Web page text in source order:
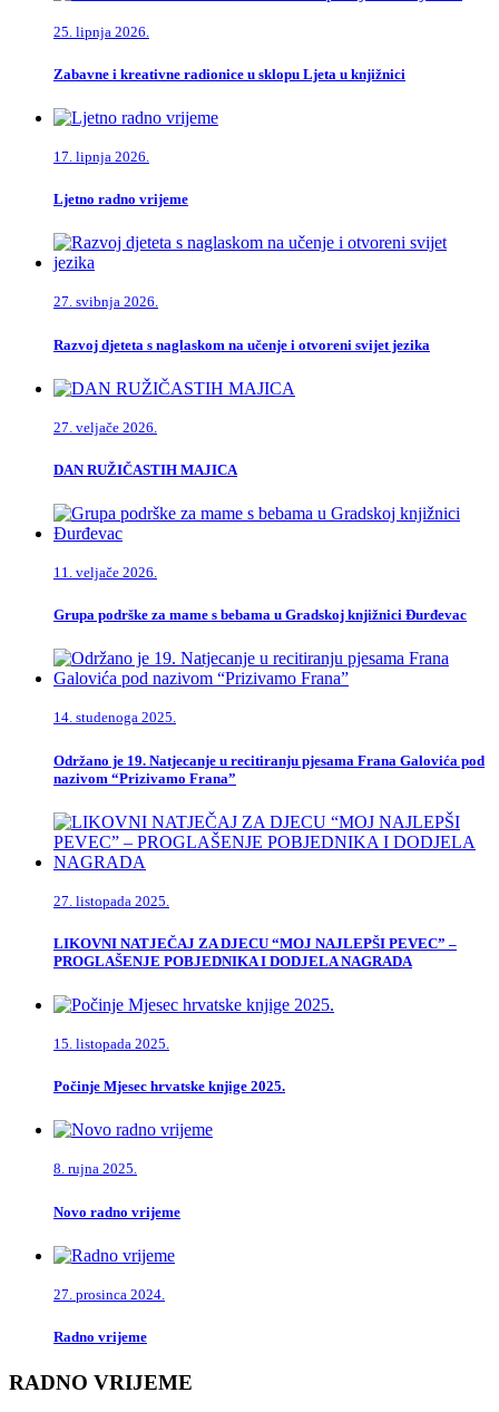
25. lipnja 2026.
Zabavne i kreativne radionice u sklopu Ljeta u knjižnici
17. lipnja 2026.
Ljetno radno vrijeme
27. svibnja 2026.
Razvoj djeteta s naglaskom na učenje i otvoreni svijet jezika
27. veljače 2026.
DAN RUŽIČASTIH MAJICA
11. veljače 2026.
Grupa podrške za mame s bebama u Gradskoj knjižnici Đurđevac
14. studenoga 2025.
Održano je 19. Natjecanje u recitiranju pjesama Frana Galovića pod
nazivom “Prizivamo Frana”
27. listopada 2025.
LIKOVNI NATJEČAJ ZA DJECU “MOJ NAJLEPŠI PEVEC” –
PROGLAŠENJE POBJEDNIKA I DODJELA NAGRADA
15. listopada 2025.
Počinje Mjesec hrvatske knjige 2025.
8. rujna 2025.
Novo radno vrijeme
27. prosinca 2024.
Radno vrijeme
RADNO VRIJEME